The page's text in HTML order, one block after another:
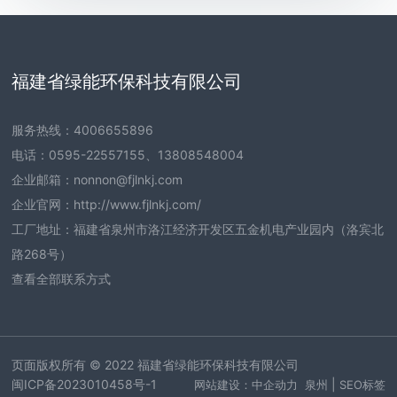
福建省绿能环保科技有限公司
服务热线： 4006655896
电话： 0595-22557155
13808548004
企业邮箱： nonnon@fjlnkj.com
企业官网： http://www.fjlnkj.com/
工厂地址：福建省泉州市洛江经济开发区五金机电产业园内（洛宾北
路268号）
查看全部联系方式
页面版权所有 © 2022 福建省绿能环保科技有限公司
闽ICP备2023010458号-1
网站建设：中企动力 泉州 SEO标签